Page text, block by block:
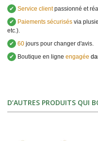
✔ Service clientpassionné et
✔
Paiements sécurisés via
etc.).
✔ 60 jours pour changer d'avis.
✔
Boutique en ligne engagée
D’AUTRES PRODUITS QUI